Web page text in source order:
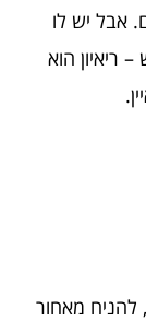
אבל יש לו
ריאיון הוא
להניח מאחור